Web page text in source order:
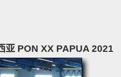
亚 PON XX PAPUA 2021